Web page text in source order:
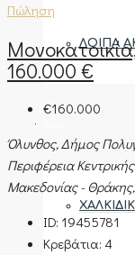
ΛΟΙΠΆ
Πώληση
160.000 €
€160.000
Όλυνθος, Δήμος
Περιφέρεια
Μακεδονίας -
ID: 19455781
Κρεβάτια: 4